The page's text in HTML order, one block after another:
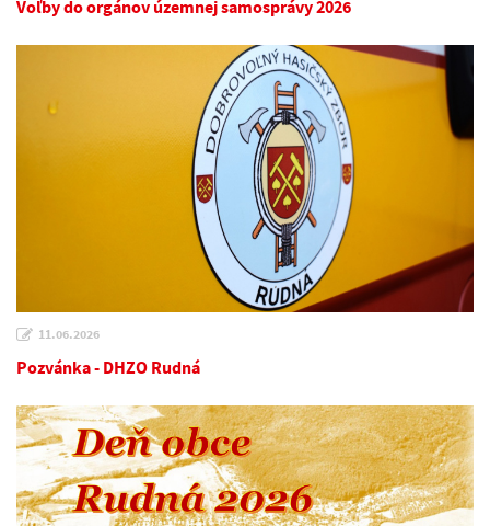
Voľby do orgánov územnej samosprávy 2026
11.06.2026
Pozvánka - DHZO Rudná